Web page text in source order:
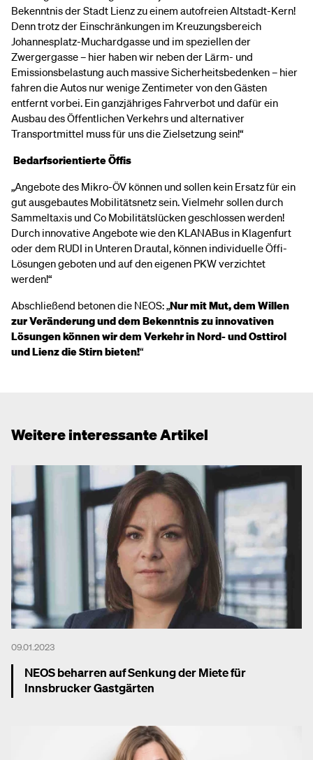
Bekenntnis der Stadt Lienz zu einem autofreien Altstadt-Kern!
Denn trotz der Einschränkungen im Kreuzungsbereich
Johannesplatz-Muchardgasse und im speziellen der
Zwergergasse – hier haben wir neben der Lärm- und
Emissionsbelastung auch massive Sicherheitsbedenken – hier
fahren die Autos nur wenige Zentimeter von den Gästen
entfernt vorbei. Ein ganzjähriges Fahrverbot und dafür ein
Ausbau des Öffentlichen Verkehrs und alternativer
Transportmittel muss für uns die Zielsetzung sein!“
Bedarfsorientierte Öffis
„Angebote des Mikro-ÖV können und sollen kein Ersatz für ein
gut ausgebautes Mobilitätsnetz sein. Vielmehr sollen durch
Sammeltaxis und Co Mobilitätslücken geschlossen werden!
Durch innovative Angebote wie den KLANABus in Klagenfurt
oder dem RUDI in Unteren Drautal, können individuelle Öffi-
Lösungen geboten und auf den eigenen PKW verzichtet
werden!“
Abschließend betonen die NEOS: „Nur mit Mut, dem Willen
zur Veränderung und dem Bekenntnis zu innovativen
Lösungen können wir dem Verkehr in Nord- und Osttirol
und Lienz die Stirn bieten!“
Weitere interessante Artikel
09.01.2023
NEOS beharren auf Senkung der Miete für
Innsbrucker Gastgärten